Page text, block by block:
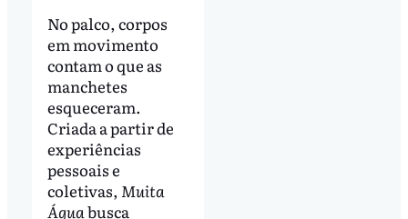
No palco, corpos
em movimento
contam o que as
manchetes
esqueceram.
Criada a partir de
experiências
pessoais e
coletivas, Muita
Águabusca